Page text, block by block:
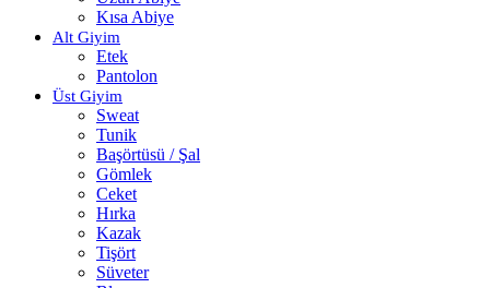
Kısa Abiye
Alt Giyim
Etek
Pantolon
Üst Giyim
Sweat
Tunik
Başörtüsü / Şal
Gömlek
Ceket
Hırka
Kazak
Tişört
Süveter